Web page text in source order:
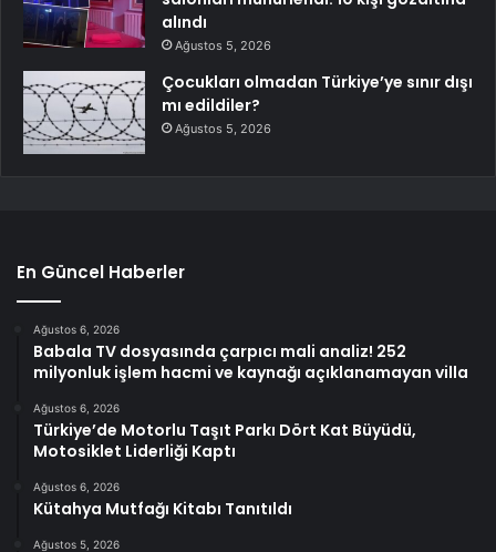
alındı
Ağustos 5, 2026
Çocukları olmadan Türkiye’ye sınır dışı
mı edildiler?
Ağustos 5, 2026
En Güncel Haberler
Ağustos 6, 2026
Babala TV dosyasında çarpıcı mali analiz! 252
milyonluk işlem hacmi ve kaynağı açıklanamayan villa
Ağustos 6, 2026
Türkiye’de Motorlu Taşıt Parkı Dört Kat Büyüdü,
Motosiklet Liderliği Kaptı
Ağustos 6, 2026
Kütahya Mutfağı Kitabı Tanıtıldı
Ağustos 5, 2026